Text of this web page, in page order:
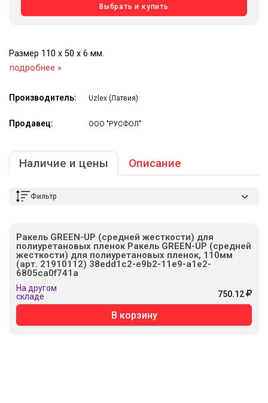
Выбрать и купить
Размер 110 x 50 x 6 мм.
подробнее »
Производитель: Uzlex (Латвия)
Продавец: ООО "РУСФОЛ"
Наличие и цены Описание
Фильтр
Ракель GREEN-UP (средней жесткости) для
полиуретановых пленок Ракель GREEN-UP (средней
жесткости) для полиуретановых пленок, 110мм
(арт. 21910112) 38edd1c2-e9b2-11e9-a1e2-
6805ca0f741a
На другом
складе
750.12
В корзину